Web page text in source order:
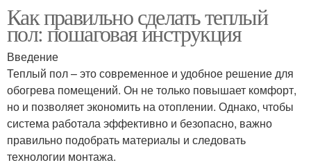
Как правильно сделать теплый
пол: пошаговая инструкция
Введение
Теплый пол – это современное и удобное решение для
обогрева помещений. Он не только повышает комфорт,
но и позволяет экономить на отоплении. Однако, чтобы
система работала эффективно и безопасно, важно
правильно подобрать материалы и следовать
технологии монтажа.